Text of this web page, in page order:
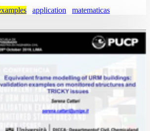
application matematicas